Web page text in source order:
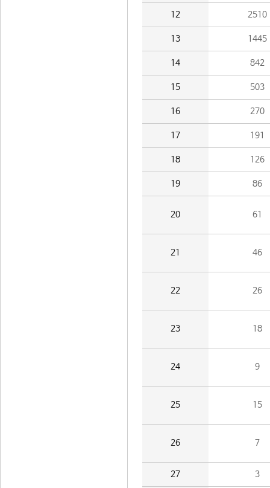
12 2510
13 1445
14 842
15 503
16 270
17 191
18 126
19 86
20 61
21 46
22 26
23 18
24 9
25 15
26 7
27 3